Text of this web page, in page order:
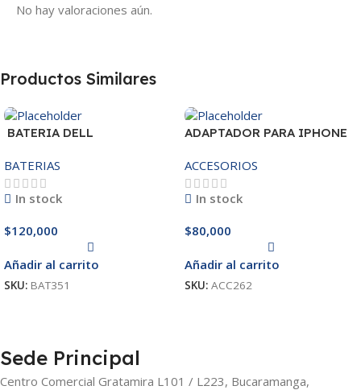
No hay valoraciones aún.
Productos Similares
BATERIA DELL
3521/5421/3425 14.8V
BATERIAS
In stock
$120,000
Añadir al carrito
SKU: BAT351
ADAPTADOR PARA IPHONE
ACCESORIOS
In stock
$80,000
Añadir al carrito
SKU: ACC262
Sede Principal
Centro Comercial Gratamira L101 / L223, Bucaramanga,